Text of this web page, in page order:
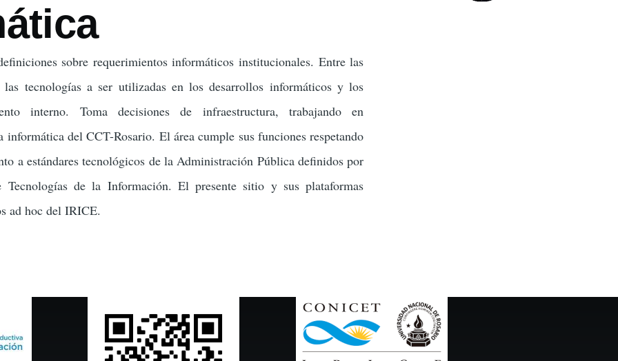
sobre requerimientos informáticos institucionales. Entre las
las tecnologías a ser utilizadas en los desarrollos informáticos y los
interno. Toma decisiones de infraestructura, trabajando en
informática del CCT-Rosario. El área cumple sus funciones respetando
a estándares tecnológicos de la Administración Pública definidos por
de la Información. El presente sitio y sus plataformas
ad hoc del IRICE.